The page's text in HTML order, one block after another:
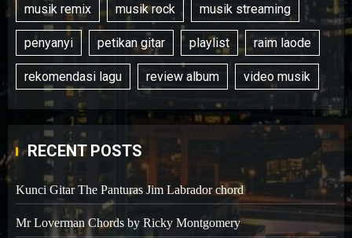
musik remix musik rock musik streaming
penyanyi petikan gitar playlist raim laode
rekomendasi lagu review album video musik
RECENT POSTS
Kunci Gitar The Panturas Jim Labrador chord
Mr Loverman Chords by Ricky Montgomery